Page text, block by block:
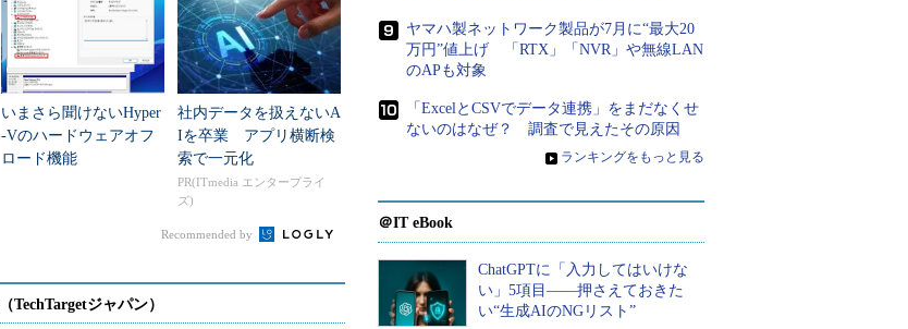
いまさら聞けないHyper
-Vのハードウェアオフ
ロード機能
社内データを扱えないA
Iを卒業 アプリ横断検
索で一元化
PR(ITmedia エンタープライ
ズ)
Recommended by
ヤマハ製ネットワーク製品が7月に“最大20
万円”値上げ 「RTX」「NVR」や無線LAN
のAPも対象
「ExcelとCSVでデータ連携」をまだなくせ
ないのはなぜ？ 調査で見えたその原因
» ランキングをもっと見る
＠IT eBook
ChatGPTに「入力してはいけな
い」5項目――押さえておきた
い“生成AIのNGリスト”